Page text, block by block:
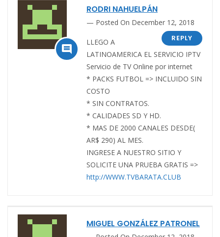

RODRI NAHUELPÁN
Posted On December 12, 2018
REPLY
LLEGO A
LATINOAMERICA EL SERVICIO IPTV
Servicio de TV Online por internet
* PACKS FUTBOL => INCLUIDO SIN
COSTO
* SIN CONTRATOS.
* CALIDADES SD Y HD.
* MAS DE 2000 CANALES DESDE(
AR$ 290) AL MES.
INGRESE A NUESTRO SITIO Y
SOLICITE UNA PRUEBA GRATIS =>
http://WWW.TVBARATA.CLUB
MIGUEL GONZÁLEZ PATRONEL